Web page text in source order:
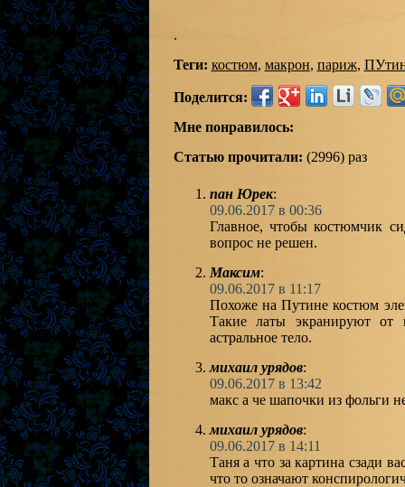
.
Теги: костюм, макрон, париж,
Поделится:
Мне понравилось:
Статью прочитали: (2996) раз
пан Юрек:
09.06.2017 в 00:36
Главное, чтобы костюмчик
вопрос не решен.
Максим:
09.06.2017 в 11:17
Похоже на Путине костюм
Такие латы экранируют от
астральное тело.
михаил урядов:
09.06.2017 в 13:42
макс а че шапочки из фольги
михаил урядов:
09.06.2017 в 14:11
Таня а что за картина сзади
что то означают